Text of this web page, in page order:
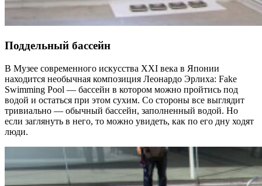
Поддельный бассейн
В Музее современного искусства XXI века в Японии
находится необычная композиция Леонардо Эрлиха: Fake
Swimming Pool — бассейн в котором можно пройтись под
водой и остаться при этом сухим. Со стороны все выглядит
тривиально — обычный бассейн, заполненный водой. Но
если заглянуть в него, то можно увидеть, как по его дну ходят
люди.